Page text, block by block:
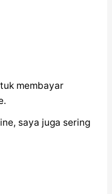
membayar
saya juga sering